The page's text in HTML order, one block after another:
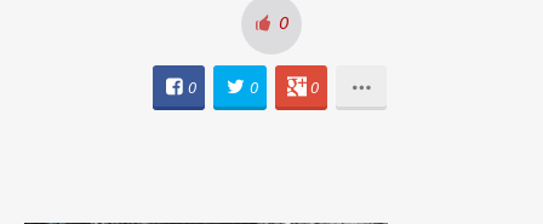
0
0 0 0